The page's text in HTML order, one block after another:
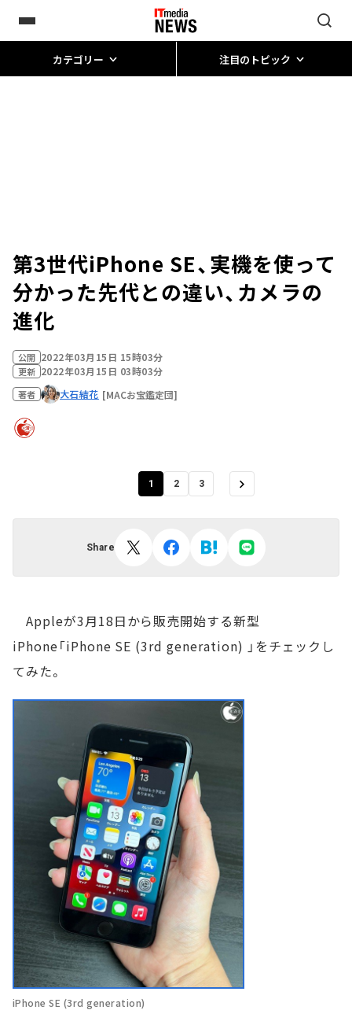
カテゴリー 注目のトピック
第3世代iPhone SE、実機を使って
分かった先代との違い、カメラの
進化
公開 2022年03月15日 15時03分
更新 2022年03月15日 03時03分
著者 大石結花 [MACお宝鑑定団]
1 2 3
Share
Appleが3月18日から販売開始する新型
iPhone「iPhone SE (3rd generation) 」をチェックし
てみた。
iPhone SE (3rd generation)